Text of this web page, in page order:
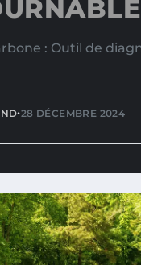
: Outil de
•28 DÉCEMBRE 2024